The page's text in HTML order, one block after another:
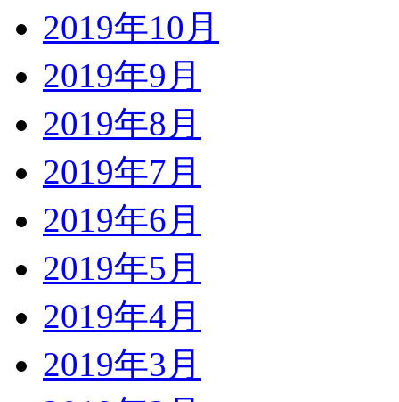
2019年10月
2019年9月
2019年8月
2019年7月
2019年6月
2019年5月
2019年4月
2019年3月